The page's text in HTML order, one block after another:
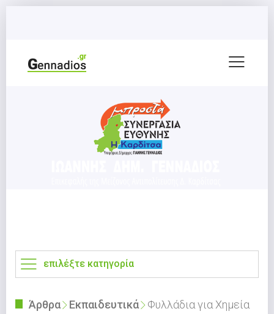
επιλέξτε κατηγορία
Άρθρα Εκπαιδευτικά
Φυλλάδια για Χημεία